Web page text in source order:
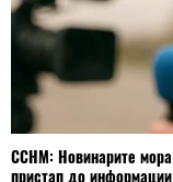
ССНМ: Новинарите
пристап до информации